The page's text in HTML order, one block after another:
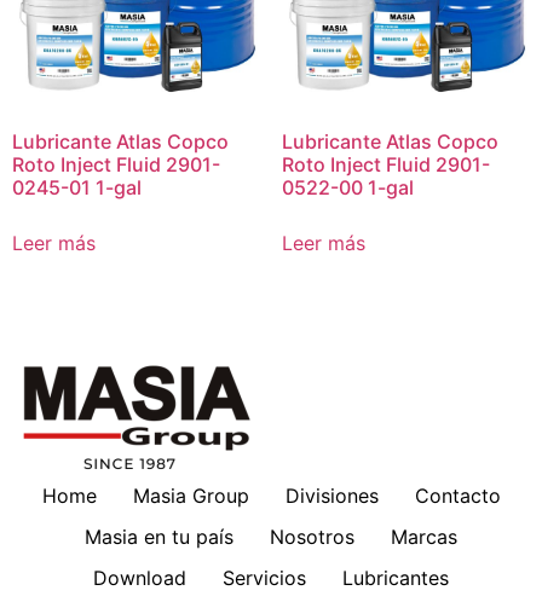
Lubricante Atlas Copco
Roto Inject Fluid 2901-
0245-01 1-gal
Leer más
Lubricante Atlas Copco
Roto Inject Fluid 2901-
0522-00 1-gal
Leer más
Home Masia Group Divisiones
Contacto
Masia en tu país
Nosotros
Marcas
Download
Servicios Lubricantes